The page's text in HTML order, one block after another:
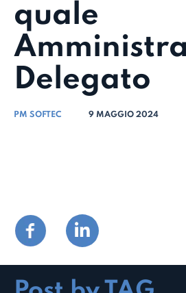
quale
Delegato
PM SOFTEC 9 MAGGIO 2024